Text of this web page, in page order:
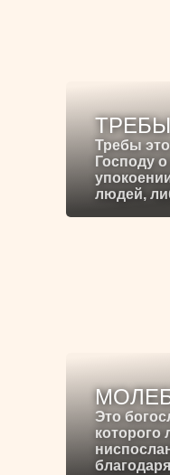
ТРЕБЫ
Требы
Господу
людей,
Это
которого